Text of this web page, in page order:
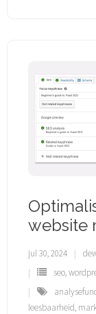
website
jul 30, 2024
seo,
leesbaarheid,